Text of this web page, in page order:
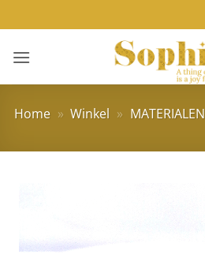
naar
inhoud
Home » Winkel » MATERIALEN